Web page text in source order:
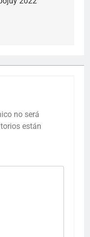
no será
están